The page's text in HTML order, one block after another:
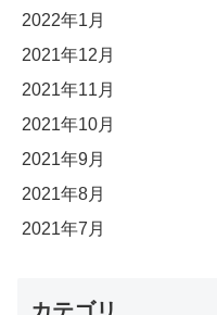
2022年1月
2021年12月
2021年11月
2021年10月
2021年9月
2021年8月
2021年7月